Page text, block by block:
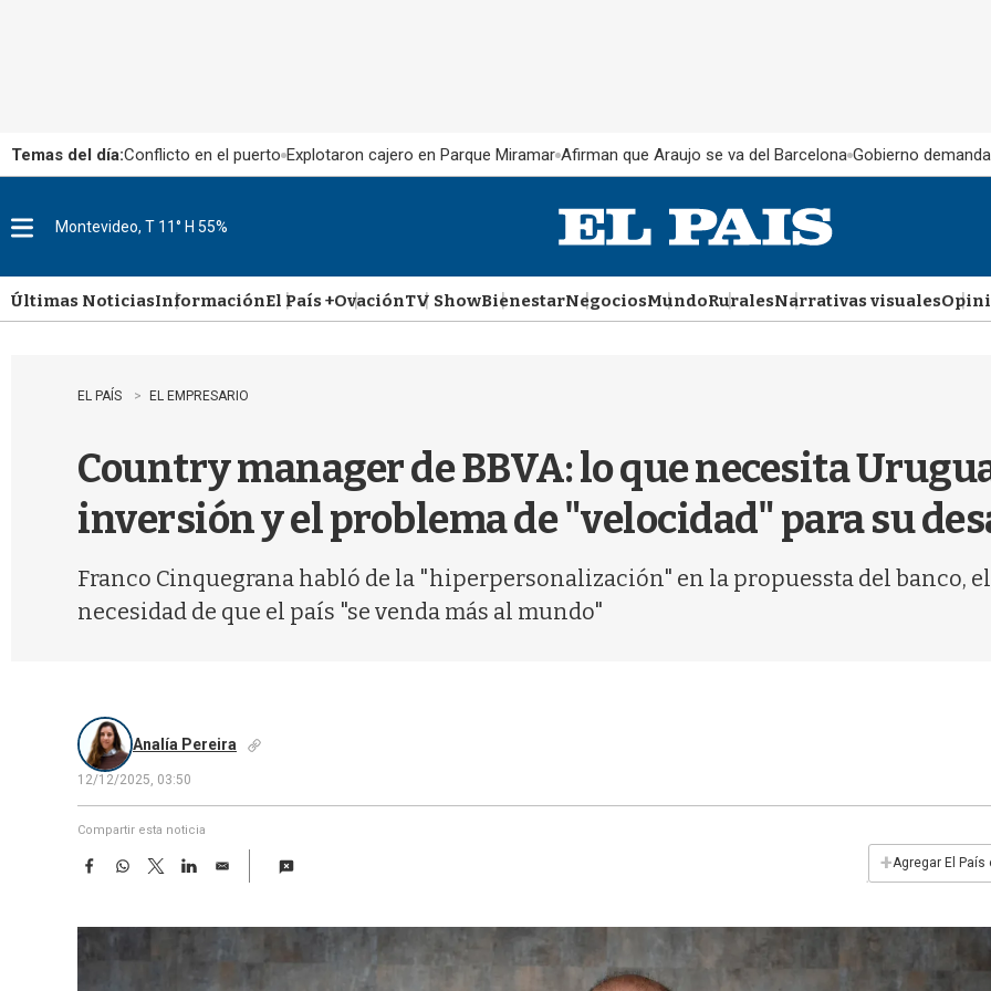
Temas del día:Conflicto en el puerto Explotaron cajero en Parque Miramar Afirman que Araujo se va del Barcelona Gobierno
u
Montevideo, T 11° H 55%
Últimas NoticiasInformaciónEl País +OvaciónTV ShowBienestarNegociosMundoRuralesNarrativas visuales
EL PAÍS EL EMPRESARIO
Country manager de BBVA: lo que necesita
inversión y el problema de "velocidad" para su
Franco Cinquegrana habló de la "hiperpersonalización" en la propuessta del banco,
necesidad de que el país "se venda más al mundo"
Analía Pereira
12/12/2025, 03:50
Compartir esta noticia
F
e
W
t
T
w
t
L
k
E
i
+Agregar El País